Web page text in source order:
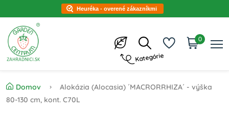
Heuréka - overené zákazníkmi
Kategórie
0
Domov
Alokázia (Alocasia) ´MACRORRHIZA´ - výška
80-130 cm, kont. C70L